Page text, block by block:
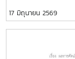
งานหอพัก โดยเชิญ
ปฏิบัติการ จากโรง
หัวหน้างานอนามั
บรรยายให้ความรู้แ
17 มิถุนายน 2569